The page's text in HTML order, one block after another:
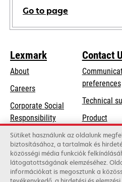
Go to page
Lexmark
About
Careers
Corporate Social
Responsibilityopens
a
new
tab
Sustainability
Lexmark Partners
Contact
preferences
Technical
Product
registration
Find a
List of
Sütiket használunk az oldalunk
biztosításához, a tartalmak és
közösségi média funkciók
látogatottságának elemzéséhez.
információkat is megosztunk a